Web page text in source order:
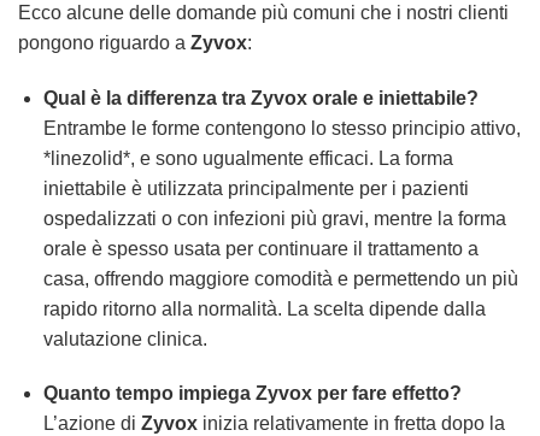
Ecco alcune delle domande più comuni che i nostri clienti
pongono riguardo a Zyvox:
Qual è la differenza tra Zyvoxorale e iniettabile?
Entrambe le forme contengono lo stesso principio attivo,
*linezolid*, e sono ugualmente efficaci. La forma
iniettabile è utilizzata principalmente per i pazienti
ospedalizzati o con infezioni più gravi, mentre la forma
orale è spesso usata per continuare il trattamento a
casa, offrendo maggiore comodità e permettendo un più
rapido ritorno alla normalità. La scelta dipende dalla
valutazione clinica.
Quanto tempo impiega Zyvoxper fare effetto?
L’azione di Zyvoxinizia relativamente in fretta dopo la